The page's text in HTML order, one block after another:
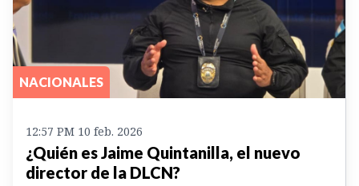
NACIONALES
12:57 PM 10 feb. 2026
¿Quién es Jaime Quintanilla, el nuevo
director de la DLCN?